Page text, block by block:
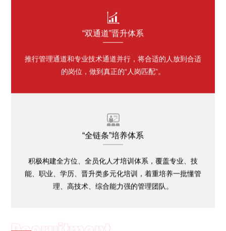

“双通道”晋升体系
推行管理通道和专业技术通道并行，将合适的人放到合适
的岗位，做到真正的“人岗匹配”。

“全链条”培养体系
积极构建全方位、全员化人才培训体系，覆盖专业、技
能、职业、学历、晋升类多元化培训，着重培养一批懂管
理、高技术、综合能力强的管理团队。